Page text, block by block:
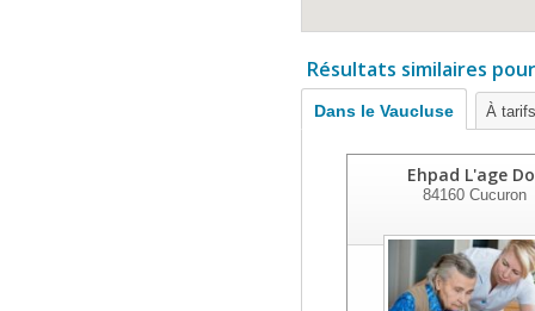
Résultats similaires
Dans le Vaucluse À
Ehpad L'age
84160 Cucuron